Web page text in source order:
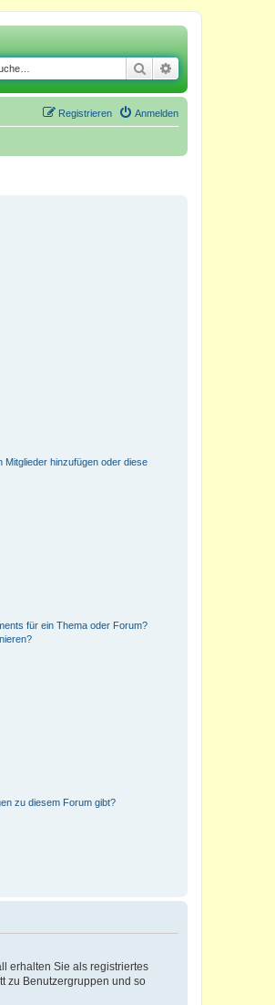
Suche
Anmelden
Registrieren
hinzufügen oder diese
für ein Thema oder Forum?
zu diesem Forum gibt?
erhalten Sie als registriertes
zu Benutzergruppen und so